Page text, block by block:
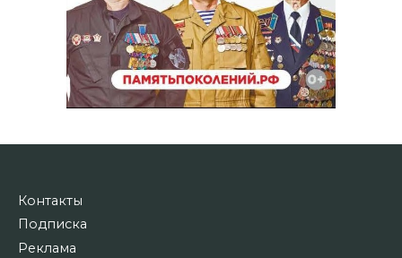
Контакты
Подписка
Реклама